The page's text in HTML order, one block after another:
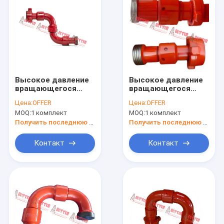
Продукты
О нас
Высокое давление
вращающегося
80, 2" 3" " 1502 MxF,
15000 psi STD
Service,API, SPM /
Цена:OFFER
MOQ:1 комплект
Получить последнюю цену
Контакт
Высокое давление
вращающегося
20, 2" 3" " 1502 MxF,
15000 psi STD
Service,API, SPM /
Цена:OFFER
MOQ:1 комплект
Получить последнюю цену
Контакт